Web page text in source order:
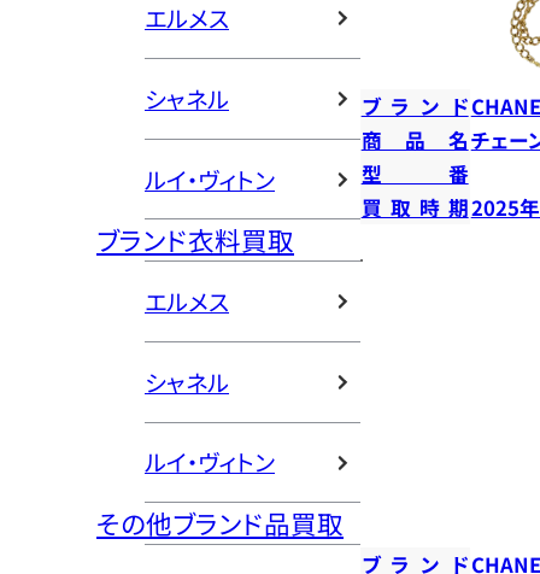
エルメス
シャネル
ルイ・ヴィトン
ブランド衣料買取
エルメス
シャネル
ルイ・ヴィトン
その他ブランド品買取
ブランド
商品名チェー
型番
買取時期2025
ブランド